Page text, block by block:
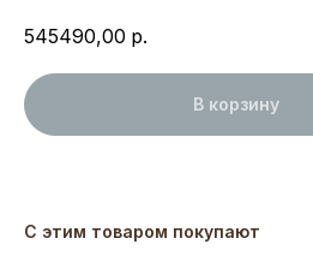
545490,00 р.
В корзину
С этим товаром покупают